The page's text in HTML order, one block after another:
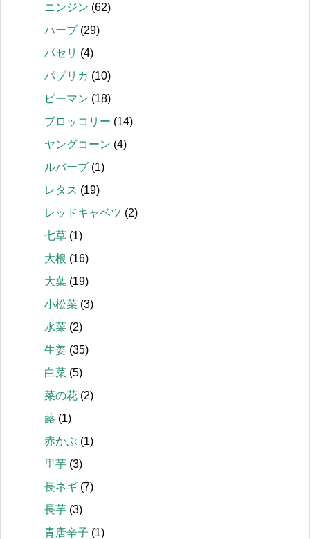
ニンジン (62)
ハーブ (29)
パセリ (4)
パプリカ (10)
ピーマン (18)
ブロッコリー (14)
ヤングコーン (4)
ルバーブ (1)
レタス (19)
レッドキャベツ (2)
七草 (1)
大根 (16)
大葉 (19)
小松菜 (3)
水菜 (2)
生姜 (35)
白菜 (5)
菜の花 (2)
蕗 (1)
赤かぶ (1)
里芋 (3)
長ネギ (7)
長芋 (3)
青唐辛子 (1)